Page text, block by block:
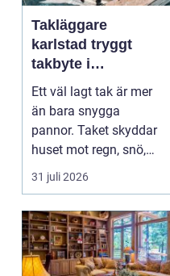
Takläggare
karlstad tryggt
takbyte i
värmländskt klimat
Ett väl lagt tak är mer
än bara snygga
pannor. Taket skyddar
huset mot regn, snö,
blåst och stark vå...
31 juli 2026